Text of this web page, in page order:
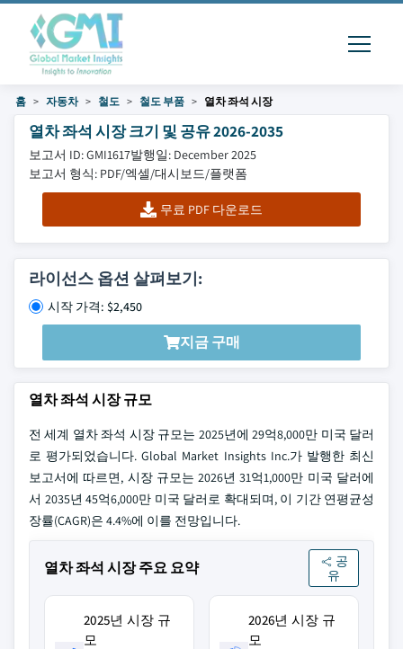
홈 자동차 철도 철도 부품 열차 좌석 시장
열차 좌석 시장 크기 및 공유 2026-2035
보고서 ID: GMI1617발행일: December 2025
보고서 형식: PDF/엑셀/대시보드/플랫폼
무료 PDF 다운로드
라이선스 옵션 살펴보기:
시작 가격: $2,450
지금 구매
열차 좌석 시장 규모
전 세계 열차 좌석 시장 규모는 2025년에 29억8,000만 미국 달러
로 평가되었습니다. Global Market Insights Inc.가 발행한 최신
보고서에 따르면, 시장 규모는 2026년 31억1,000만 미국 달러에
서 2035년 45억6,000만 미국 달러로 확대되며, 이 기간 연평균성
장률(CAGR)은 4.4%에 이를 전망입니다.
열차 좌석 시장 주요 요약
공
유
2025년 시장 규
모
2026년 시장 규
모